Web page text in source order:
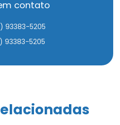
contato
93383-5205
93383-5205